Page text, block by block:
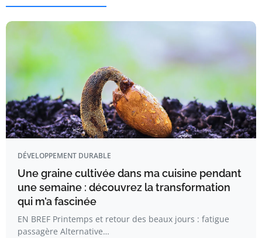
DÉVELOPPEMENT DURABLE
Une graine cultivée dans ma cuisine pendant
une semaine : découvrez la transformation
qui m’a fascinée
EN BREF Printemps et retour des beaux jours : fatigue
passagère Alternative…